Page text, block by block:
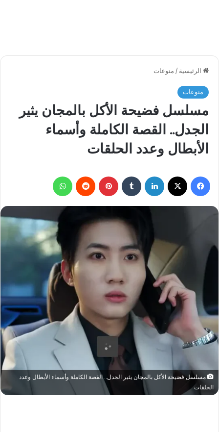
الرئيسية / منوعات
منوعات
مسلسل فضيحة الأكل بالمجان يثير
الجدل.. القصة الكاملة وأسماء
الأبطال وعدد الحلقات
فيسبوك لينكدإن بينتيريست
مسلسل فضيحة الأكل بالمجان يثير الجدل.. القصة الكاملة وأسماء الأبطال وعدد
الحلقات